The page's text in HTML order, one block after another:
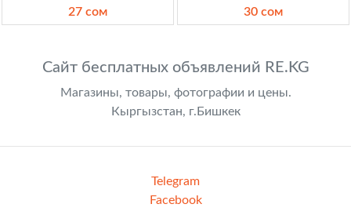
Кок-Жар (р-н Ахунбаева/7 апреля),
27 сом
30000с/мес, депозит 10000с
30 сом
Сайт бесплатных объявлений RE.KG
Магазины, товары, фотографии и цены.
Кыргызстан, г.Бишкек
Telegram
Facebook